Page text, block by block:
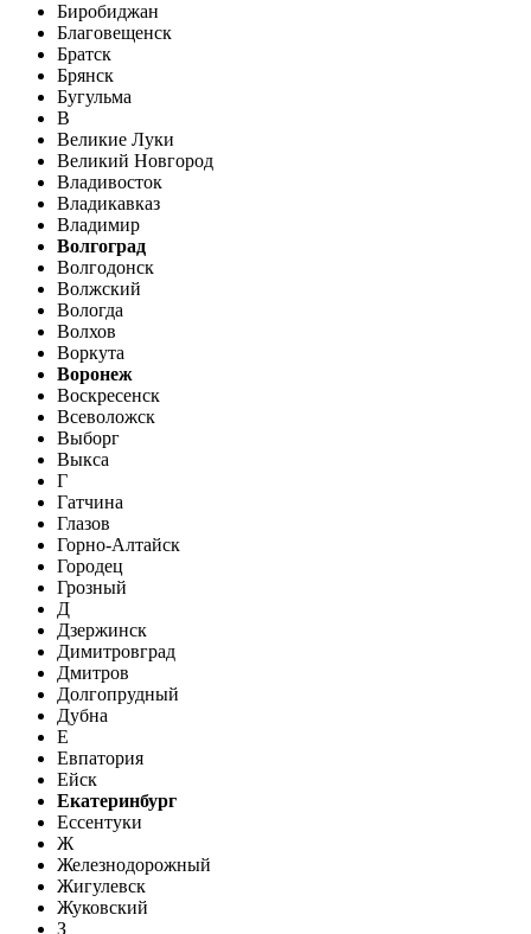
Биробиджан
Благовещенск
Братск
Брянск
Бугульма
В
Великие Луки
Великий Новгород
Владивосток
Владикавказ
Владимир
Волгоград
Волгодонск
Волжский
Вологда
Волхов
Воркута
Воронеж
Воскресенск
Всеволожск
Выборг
Выкса
Г
Гатчина
Глазов
Горно-Алтайск
Городец
Грозный
Д
Дзержинск
Димитровград
Дмитров
Долгопрудный
Дубна
Е
Евпатория
Ейск
Екатеринбург
Ессентуки
Ж
Железнодорожный
Жигулевск
Жуковский
З